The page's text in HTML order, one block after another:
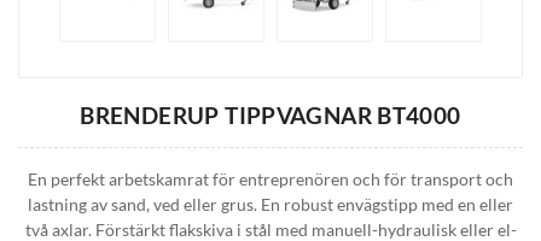
BRENDERUP TIPPVAGNAR BT4000
En perfekt arbetskamrat för entreprenören och för transport och
lastning av sand, ved eller grus. En robust envägstipp med en eller
två axlar. Förstärkt flakskiva i stål med manuell-hydraulisk eller el-